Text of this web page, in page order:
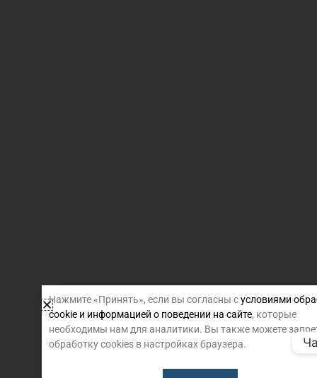
Нажмите «Принять», если вы согласны сусловиями
cookie и информацией о поведении на сайте, которые
необходимы нам для аналитики. Вы также можете
обработку cookies в настройках браузера.